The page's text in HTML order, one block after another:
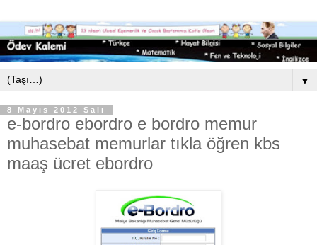
▼
8 Mayıs 2012 Salı
e-bordro ebordro e bordro memur
muhasebat memurlar tıkla öğren kbs
maaş ücret ebordro